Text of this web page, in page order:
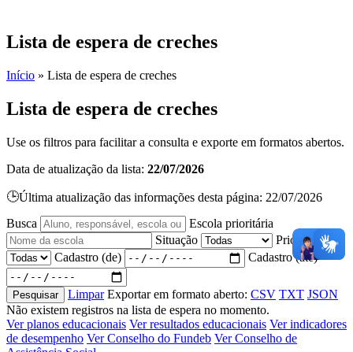
Lista de espera de creches
Início » Lista de espera de creches
Lista de espera de creches
Use os filtros para facilitar a consulta e exporte em formatos abertos.
Data de atualização da lista: 22/07/2026
🕒Última atualização das informações desta página: 22/07/2026
Busca
Escola prioritária
Situação
Prioridade
Cadastro (de)
Cadastro (até)
Pesquisar Limpar Exportar em formato aberto: CSV TXT JSON
Não existem registros na lista de espera no momento.
Ver planos educacionais Ver resultados educacionais Ver indicadores
de desempenho Ver Conselho do Fundeb Ver Conselho de